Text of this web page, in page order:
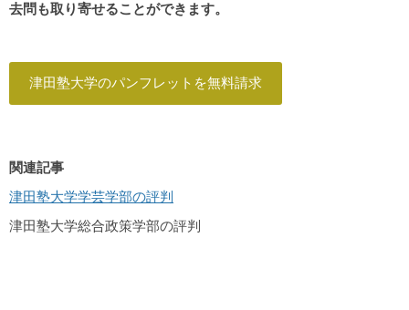
去問も取り寄せることができます。
津田塾大学のパンフレットを無料請求
関連記事
津田塾大学学芸学部の評判
津田塾大学総合政策学部の評判